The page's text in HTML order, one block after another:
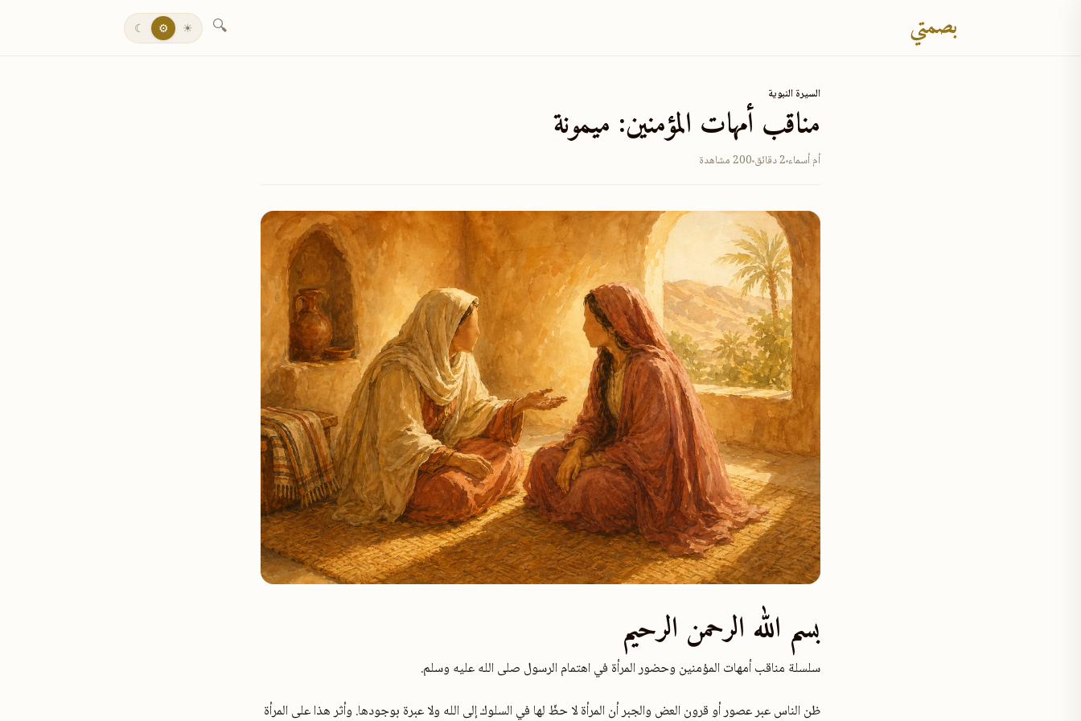
بصمتي 🔍
☀
⚙
☾
السيرة النبوية
مناقب أمهات المؤمنين: ميمونة
أم أسماء2 دقائق 200 مشاهدة
بسم الله الرحمن الرحيم
سلسلة مناقب أمهات المؤمنين وحضور المرأة في اهتمام الرسول صلى الله عليه وسلم.
ظن الناس عبر عصور أو قرون العض والجبر أن المرأة لا حظّ لها في السلوك إلى الله ولا عبرة بوجودها. وأثر هذا على المرأة